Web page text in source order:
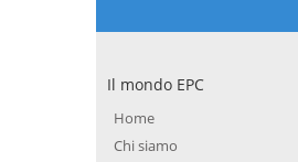
Il mondo EPC
Home
Chi siamo